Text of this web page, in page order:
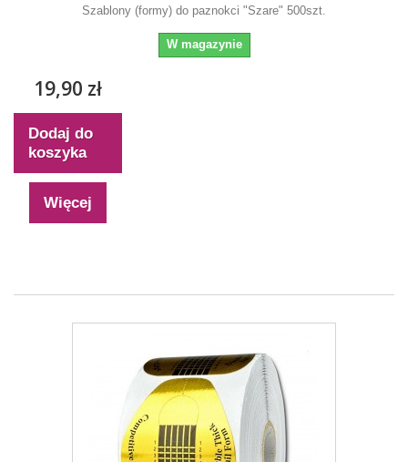
Szablony (formy) do paznokci "Szare" 500szt.
W magazynie
19,90 zł
Dodaj do
koszyka
Więcej